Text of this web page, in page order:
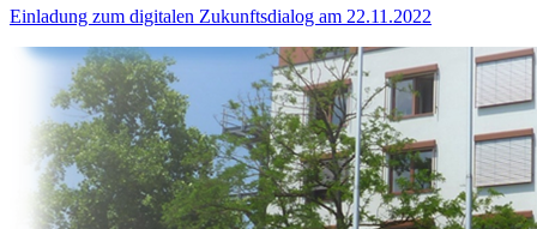
Einladung zum digitalen Zukunftsdialog am 22.11.2022